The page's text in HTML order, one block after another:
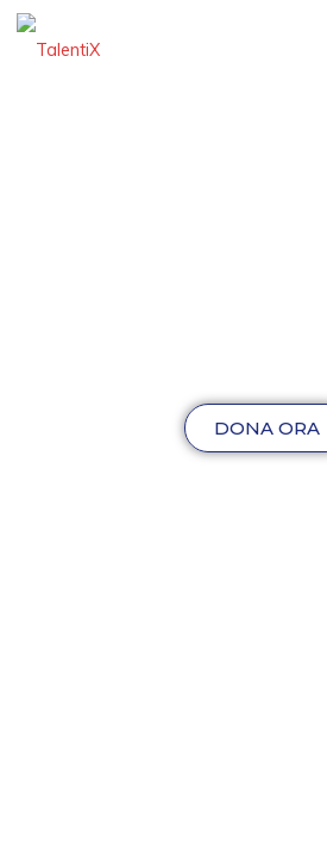
DONA ORA